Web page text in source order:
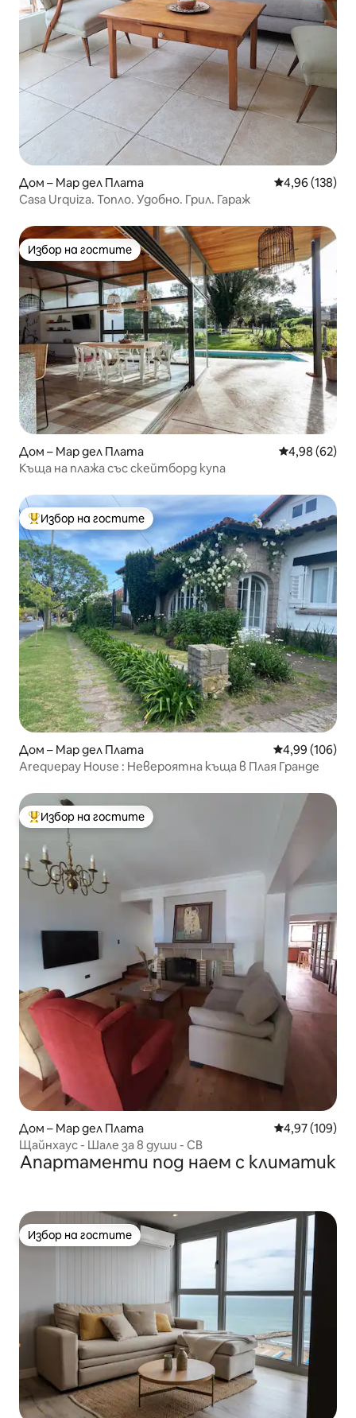
Дом – Мар дел Плата Средна
4,96 (138)
Casa Urquiza. Топло. Удобно. Грил. Гараж
Избор на гостите
Избор на гостите
Дом – Мар дел Плата Средна
4,98 (62)
Къща на плажа със скейтборд купа
Най-популярен избор на гостите
Избор на гостите
Дом – Мар дел Плата Средна
4,99 (106)
Arequepay House : Невероятна къща в Плая Гранде
Най-популярен избор на гостите
Избор на гостите
Дом – Мар дел Плата Средна
4,97 (109)
Щайнхаус - Шале за 8 души - CB
Апартаменти под наем с климатик
Избор на гостите
Избор на гостите